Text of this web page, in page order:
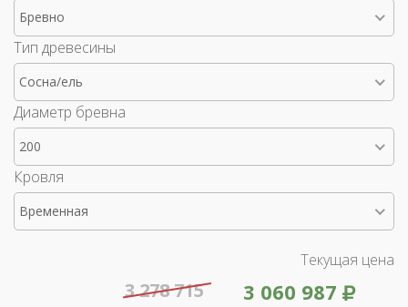
Бревно
Тип древесины
Сосна/ель
Диаметр бревна
200
Кровля
Временная
Текущая цена
3 060 987
3 278 715